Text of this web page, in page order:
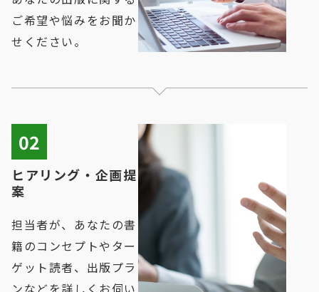
ご希望や悩みをお聞か
せください。
02
ヒアリング・企画提
案
担当者が、あなたの書
籍のコンセプトやター
ゲット読者、出版プラ